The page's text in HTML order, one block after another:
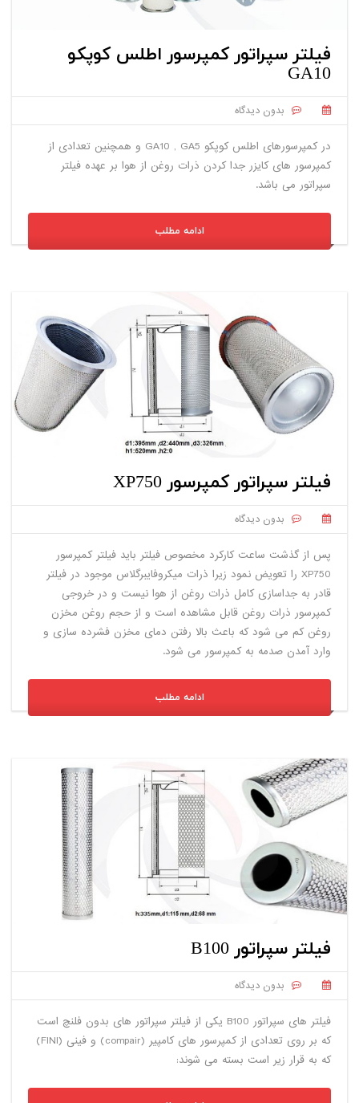
فیلتر سپراتور کمپرسور اطلس کوپکو
GA10
بدون دیدگاه
در کمپرسورهای اطلس کوپکو GA10 , GA5 و همچنین تعدادی از
کمپرسور های کایزر جدا کردن ذرات روغن از هوا بر عهده فیلتر
سپراتور می باشد.
ادامه مطلب
فیلتر سپراتور کمپرسور XP750
بدون دیدگاه
پس از گذشت ساعت کارکرد مخصوص فیلتر باید فیلتر کمپرسور
XP750 را تعویض نمود زیرا ذرات میکروفایبرگلاس موجود در فیلتر
قادر به جداسازی کامل ذرات روغن از هوا نیست و در خروجی
کمپرسور ذرات روغن قابل مشاهده است و از حجم روغن مخزن
روغن کم می شود که باعث بالا رفتن دمای مخزن فشرده سازی و
وارد آمدن صدمه به کمپرسور می شود.
ادامه مطلب
فیلتر سپراتور B100
بدون دیدگاه
فیلتر های سپراتور B100 یکی از فیلتر سپراتور های بدون فلنچ است
که بر روی تعدادی از کمپرسور های کامپیر (compair) و فینی (FINI)
که به قرار زیر است بسته می شوند: